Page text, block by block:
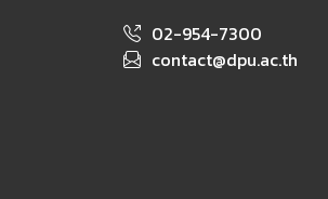
02-954-7300
contact@dpu.ac.th